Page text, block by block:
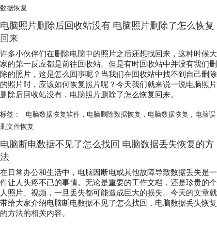
数据恢复
电脑照片删除后回收站没有 电脑照片删除了怎么恢复
回来
许多小伙伴们在删除电脑中的照片之后还想找回来，这种时候大
家的第一反应都是前往回收站。但是有时回收站中并没有我们删
除的照片，这是怎么回事呢？当我们在回收站中找不到自己删除
的照片时，应该如何恢复照片呢？今天我们就来说一说电脑照片
删除后回收站没有，电脑照片删除了怎么恢复回来。
标签： 电脑数据恢复软件， 电脑删除数据恢复 ， 电脑数据恢复 ， 电脑误
删文件恢复
电脑断电数据不见了怎么找回 电脑数据丢失恢复的方
法
在日常办公和生活中，电脑因断电或其他故障导致数据丢失是一
件让人头疼不已的事情。无论是重要的工作文档，还是珍贵的个
人照片、视频，一旦丢失都可能造成巨大的损失。今天的文章就
带给大家介绍电脑断电数据不见了怎么找回，电脑数据丢失恢复
的方法的相关内容。